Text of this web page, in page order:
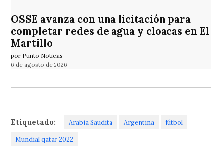
OSSE avanza con una licitación para
completar redes de agua y cloacas en El
Martillo
por Punto Noticias
6 de agosto de 2026
Etiquetado: Arabia Saudita Argentina fútbol
Mundial qatar 2022